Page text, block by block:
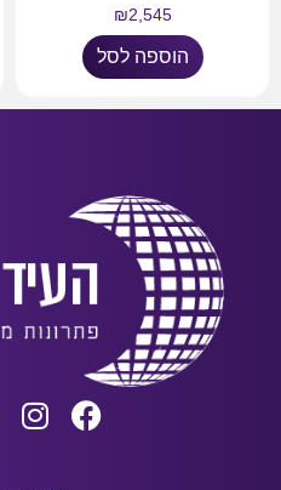
₪2,545
הוספה לסל